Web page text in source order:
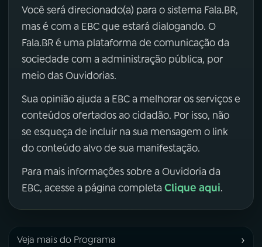
Você será direcionado(a) para o sistema Fala.BR,
mas é com a EBC que estará dialogando. O
Fala.BR é uma plataforma de comunicação da
sociedade com a administração pública, por
meio das Ouvidorias.
Sua opinião ajuda a EBC a melhorar os serviços e
conteúdos ofertados ao cidadão. Por isso, não
se esqueça de incluir na sua mensagem o link
do conteúdo alvo de sua manifestação.
Para mais informações sobre a Ouvidoria da
EBC, acesse a página completa Clique aqui.
Veja mais do Programa ›